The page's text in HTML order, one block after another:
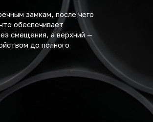
замкам, после чего
обеспечивает
смещения, а верхний —
до полного